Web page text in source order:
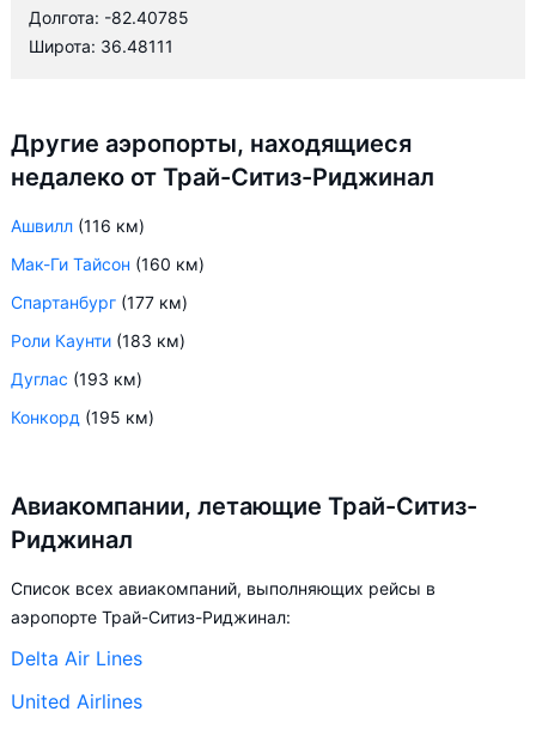
Долгота: -82.40785
Широта: 36.48111
Другие аэропорты, находящиеся
недалеко от Трай-Ситиз-Риджинал
Ашвилл (116 км)
Мак-Ги Тайсон (160 км)
Спартанбург (177 км)
Роли Каунти (183 км)
Дуглас (193 км)
Конкорд (195 км)
Авиакомпании, летающие Трай-Ситиз-
Риджинал
Список всех авиакомпаний, выполняющих рейсы в
аэропорте Трай-Ситиз-Риджинал:
Delta Air Lines
United Airlines